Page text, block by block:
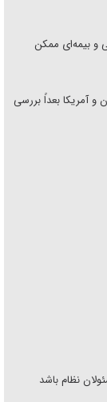
و بیمه‌ای ممکن
و آمریکا بعداً بررسی
نظام باشد